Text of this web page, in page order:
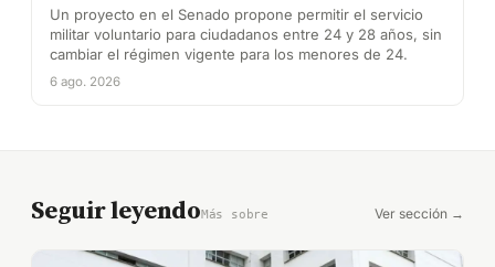
Un proyecto en el Senado propone permitir el servicio
militar voluntario para ciudadanos entre 24 y 28 años, sin
cambiar el régimen vigente para los menores de 24.
6 ago. 2026
Seguir leyendoMás sobre Ver sección →